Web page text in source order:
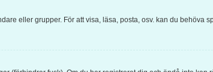
eller grupper. För att visa, läsa, posta, osv. kan du behöva